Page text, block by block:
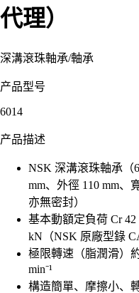
代理）
深溝滾珠軸承/軸承
产品型号
6014
产品描述
NSK 深溝滾珠軸承（
mm、外徑 110 mm、
亦無密封）
基本動額定負荷 Cr
kN（NSK 原廠型錄
極限轉速（脂潤滑）
min⁻¹
構造簡單、摩擦小、